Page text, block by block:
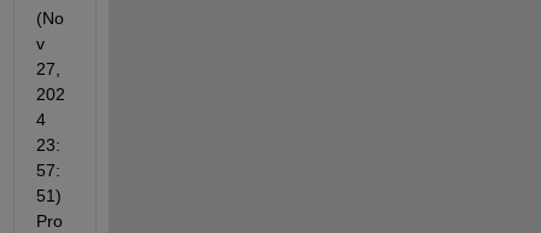
(No
v
27,
202
4
23:
57:
51)
Pro